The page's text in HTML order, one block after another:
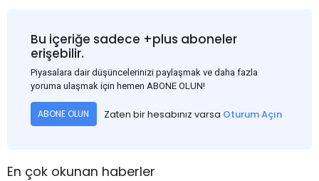
Bu içeriğe sadece +plus aboneler
erişebilir.
Piyasalara dair düşüncelerinizi paylaşmak ve daha fazla
yoruma ulaşmak için hemen ABONE OLUN!
ABONE OLUN Zaten bir hesabınız varsa Oturum Açın
En çok okunan haberler